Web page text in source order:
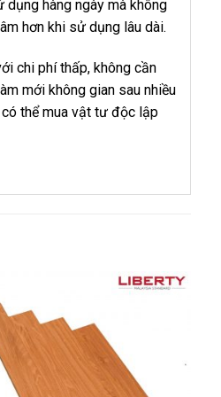
hàng ngày mà không
hơn khi sử dụng lâu dài.
chi phí thấp, không cần
mới không gian sau nhiều
thể mua vật tư độc lập